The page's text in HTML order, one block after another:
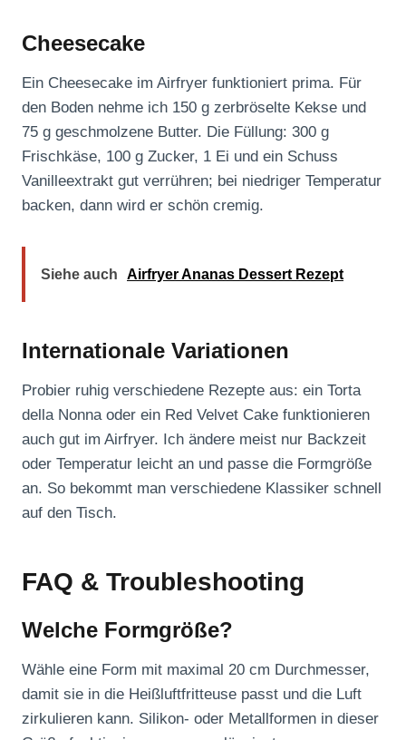
Cheesecake
Ein Cheesecake im Airfryer funktioniert prima. Für
den Boden nehme ich 150 g zerbröselte Kekse und
75 g geschmolzene Butter. Die Füllung: 300 g
Frischkäse, 100 g Zucker, 1 Ei und ein Schuss
Vanilleextrakt gut verrühren; bei niedriger Temperatur
backen, dann wird er schön cremig.
Siehe auch Airfryer Ananas Dessert Rezept
Internationale Variationen
Probier ruhig verschiedene Rezepte aus: ein Torta
della Nonna oder ein Red Velvet Cake funktionieren
auch gut im Airfryer. Ich ändere meist nur Backzeit
oder Temperatur leicht an und passe die Formgröße
an. So bekommt man verschiedene Klassiker schnell
auf den Tisch.
FAQ & Troubleshooting
Welche Formgröße?
Wähle eine Form mit maximal 20 cm Durchmesser,
damit sie in die Heißluftfritteuse passt und die Luft
zirkulieren kann. Silikon- oder Metallformen in dieser